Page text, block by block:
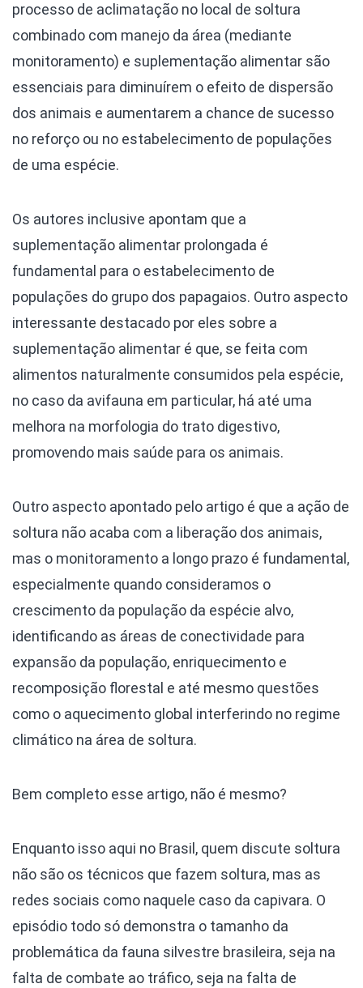
processo de aclimatação no local de soltura
combinado com manejo da área (mediante
monitoramento) e suplementação alimentar são
essenciais para diminuírem o efeito de dispersão
dos animais e aumentarem a chance de sucesso
no reforço ou no estabelecimento de populações
de uma espécie.
Os autores inclusive apontam que a
suplementação alimentar prolongada é
fundamental para o estabelecimento de
populações do grupo dos papagaios. Outro aspecto
interessante destacado por eles sobre a
suplementação alimentar é que, se feita com
alimentos naturalmente consumidos pela espécie,
no caso da avifauna em particular, há até uma
melhora na morfologia do trato digestivo,
promovendo mais saúde para os animais.
Outro aspecto apontado pelo artigo é que a ação de
soltura não acaba com a liberação dos animais,
mas o monitoramento a longo prazo é fundamental,
especialmente quando consideramos o
crescimento da população da espécie alvo,
identificando as áreas de conectividade para
expansão da população, enriquecimento e
recomposição florestal e até mesmo questões
como o aquecimento global interferindo no regime
climático na área de soltura.
Bem completo esse artigo, não é mesmo?
Enquanto isso aqui no Brasil, quem discute soltura
não são os técnicos que fazem soltura, mas as
redes sociais como naquele caso da capivara. O
episódio todo só demonstra o tamanho da
problemática da fauna silvestre brasileira, seja na
falta de combate ao tráfico, seja na falta de